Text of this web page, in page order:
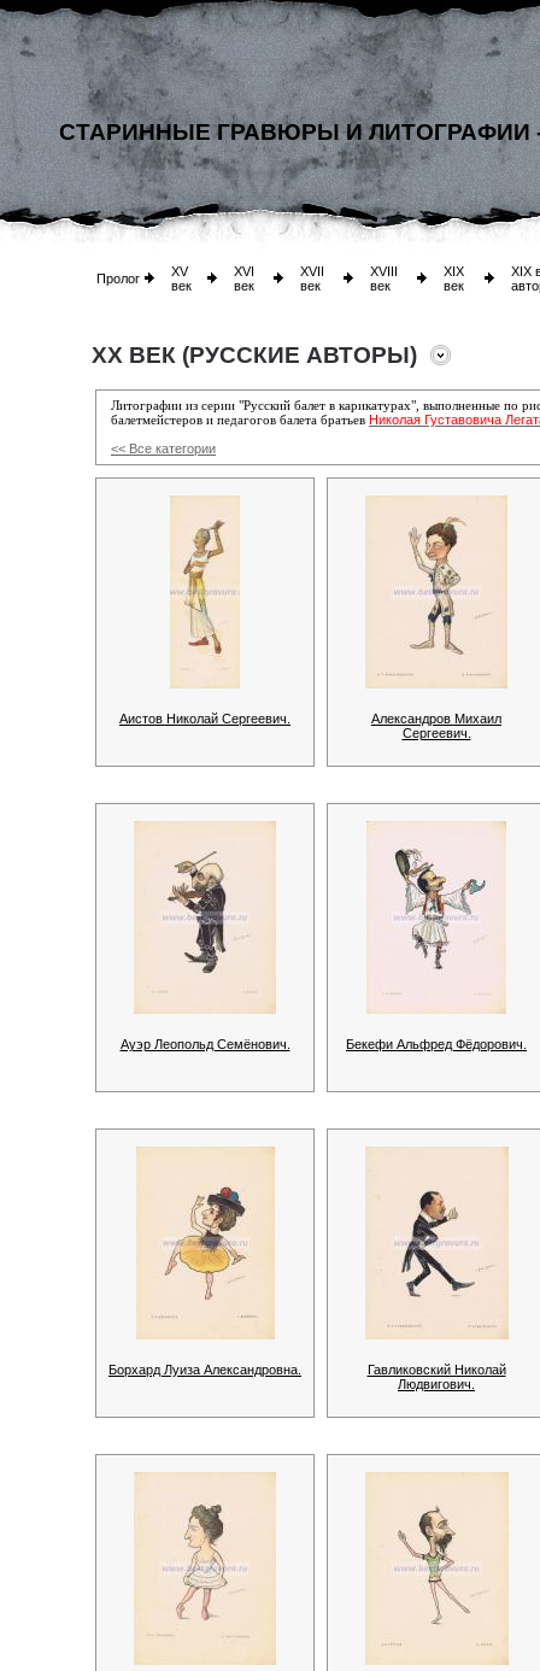
СТАРИННЫЕ ГРАВЮРЫ И ЛИТОГРАФИИ
Пролог
XV
век
XVI
век
XVII
век
XVIII
век
XIX
век
XIX
XX ВЕК (РУССКИЕ АВТОРЫ)
Литографии из серии "Русский балет в карикатурах", выполненные по
балетмейстеров и педагогов балета братьев Николая Густавовича
<< Все категории
Аистов Николай Сергеевич.
Александров Михаил
Сергеевич.
Ауэр Леопольд Семёнович. Бекефи Альфред Фёдорович.
Борхард Луиза Александровна.
Гавликовский Николай
Людвигович.